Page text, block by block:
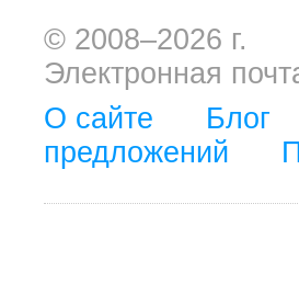
© 2008–2026 г.
Электронная
О сайте
Блог
предложений